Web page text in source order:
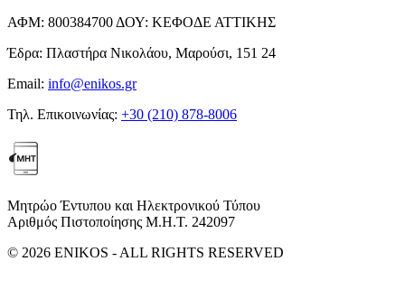
ΑΦΜ: 800384700 ΔΟΥ: ΚΕΦΟΔΕ ΑΤΤΙΚΗΣ
Έδρα: Πλαστήρα Νικολάου, Μαρούσι, 151 24
Email: info@enikos.gr
Τηλ. Επικοινωνίας: +30 (210) 878-8006
Μητρώο Έντυπου και Ηλεκτρονικού Τύπου
Αριθμός Πιστοποίησης Μ.Η.Τ. 242097
© 2026 ENIKOS - ALL RIGHTS RESERVED